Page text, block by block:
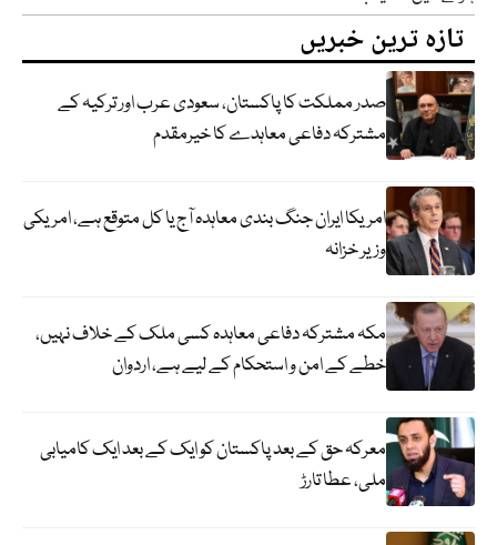
تازہ ترین خبریں
صدر مملکت کا پاکستان، سعودی عرب اور ترکیہ کے
مشترکہ دفاعی معاہدے کا خیرمقدم
امریکا ایران جنگ بندی معاہدہ آج یا کل متوقع ہے، امریکی
وزیر خزانہ
مکہ مشترکہ دفاعی معاہدہ کسی ملک کے خلاف نہیں،
خطے کے امن و استحکام کے لیے ہے، اردوان
معرکہ حق کے بعد پاکستان کو ایک کے بعد ایک کامیابی
ملی، عطا تارڑ